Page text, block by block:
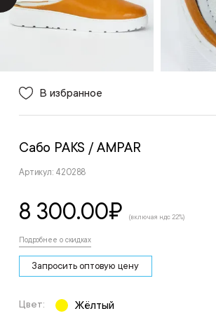
В избранное
Сабо PAKS / AMPAR
Артикул: 420288
8 300.00₽ (включая ндс 22%)
Подробнее о скидках
Запросить оптовую цену
Цвет: Жёлтый